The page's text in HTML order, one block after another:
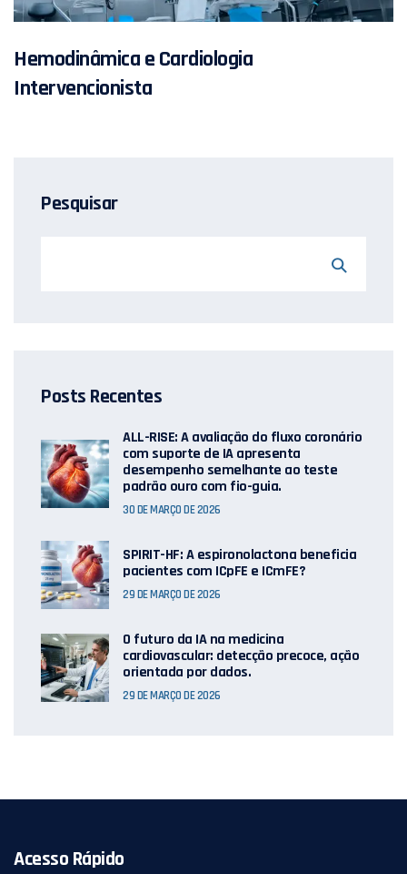
Hemodinâmica e Cardiologia
Intervencionista
Pesquisar
Posts Recentes
ALL-RISE: A avaliação do fluxo coronário
com suporte de IA apresenta
desempenho semelhante ao teste
padrão ouro com fio-guia.
30 DE MARÇO DE 2026
SPIRIT-HF: A espironolactona beneficia
pacientes com ICpFE e ICmFE?
29 DE MARÇO DE 2026
O futuro da IA ​​na medicina
cardiovascular: detecção precoce, ação
orientada por dados.
29 DE MARÇO DE 2026
Acesso Rápido